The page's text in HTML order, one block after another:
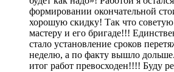
формировании окончательной
хорошую скидку! Так что
мастеру и его бригаде!!!
стало установление сроков
неделю, а по факту вышло
итог работ превосходен!!!! Буду